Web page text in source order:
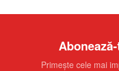
Primește cele mai